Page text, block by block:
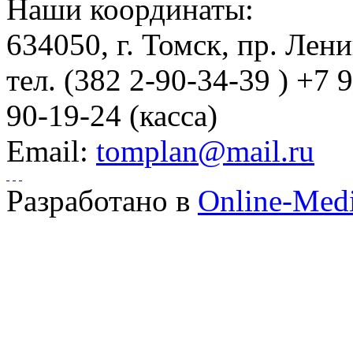
Наши координаты:
634050, г. Томск, пр.
тел. (382 2-90-34-39 ) +7
90-19-24 (касса)
Email: tomplan@mail.ru
Разработано в Online-